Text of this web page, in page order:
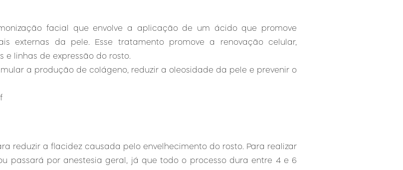
facial que envolve a aplicação de um ácido que promove
externas da pele. Esse tratamento promove a renovação celular,
linhas de expressão do rosto.
a produção de colágeno, reduzir a oleosidade da pele e prevenir o
reduzir a flacidez causada pelo envelhecimento do rosto. Para realizar
passará por anestesia geral, já que todo o processo dura entre 4 e 6